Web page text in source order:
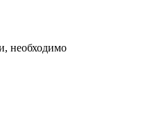
необходимо